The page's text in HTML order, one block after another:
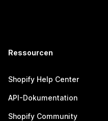
Ressourcen
Shopify Help Center
API-Dokumentation
Shopify Community